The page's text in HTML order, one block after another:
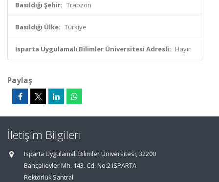
Basıldığı Şehir: Trabzon
Basıldığı Ülke: Türkiye
Isparta Uygulamalı Bilimler Üniversitesi Adresli: Hayır
Paylaş
İletişim Bilgileri
Isparta Uygulamalı Bilimler Üniversitesi, 32200
Bahçelievler Mh. 143. Cd. No:2 ISPARTA
Rektörlük Santral